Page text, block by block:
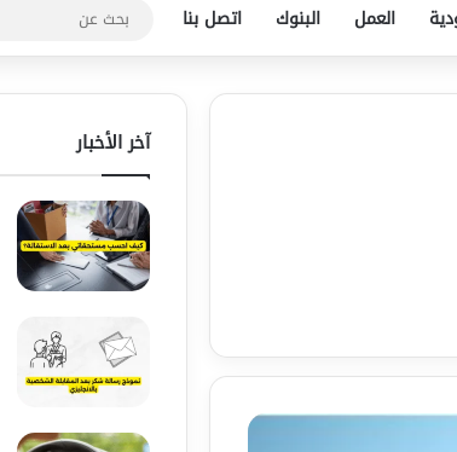
العمل البنوك اتصل بنا
آخر الأخبار